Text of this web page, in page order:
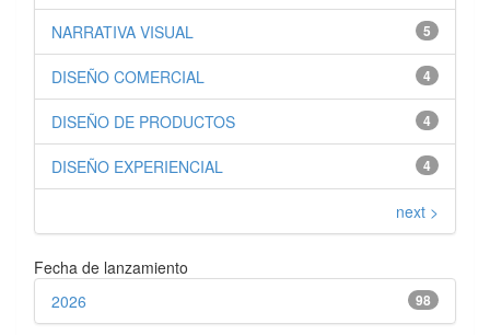
5
NARRATIVA VISUAL
4
DISEÑO COMERCIAL
4
DISEÑO DE PRODUCTOS
4
DISEÑO EXPERIENCIAL
next >
Fecha de lanzamiento
98
2026